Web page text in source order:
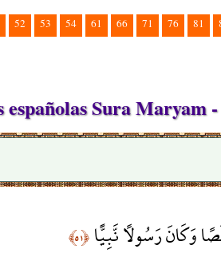
52 53 54 61 66 71 76 81
Sura Maryam -
وَكَانَ رَسُولًا نَّبِيًّا﴿٥١﴾